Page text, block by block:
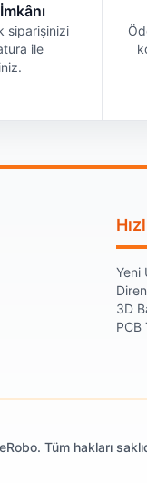
siparişinizi
ile
Yeni
3D
PCB
Tüm hakları